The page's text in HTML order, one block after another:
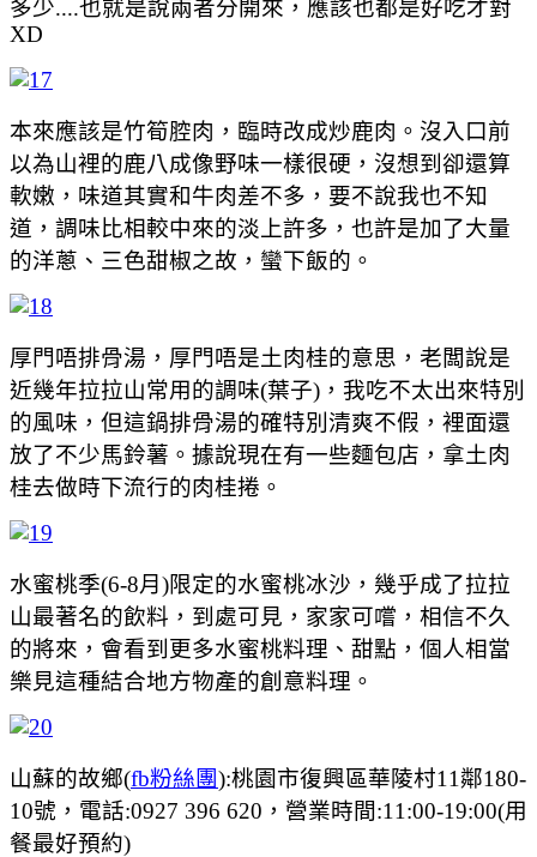
多少....也就是說兩者分開來，應該也都是好吃才對
XD
本來應該是竹筍腔肉，臨時改成炒鹿肉。沒入口前
以為山裡的鹿八成像野味一樣很硬，沒想到卻還算
軟嫩，味道其實和牛肉差不多，要不說我也不知
道，調味比相較中來的淡上許多，也許是加了大量
的洋蔥、三色甜椒之故，蠻下飯的。
厚門唔排骨湯，厚門唔是土肉桂的意思，老闆說是
近幾年拉拉山常用的調味(葉子)，我吃不太出來特別
的風味，但這鍋排骨湯的確特別清爽不假，裡面還
放了不少馬鈴薯。據說現在有一些麵包店，拿土肉
桂去做時下流行的肉桂捲。
水蜜桃季(6-8月)限定的水蜜桃冰沙，幾乎成了拉拉
山最著名的飲料，到處可見，家家可嚐，相信不久
的將來，會看到更多水蜜桃料理、甜點，個人相當
樂見這種結合地方物產的創意料理。
山蘇的故鄉(fb粉絲團):桃園市復興區華陵村11鄰180-
10號，電話:0927 396 620，營業時間:11:00-19:00(用
餐最好預約)